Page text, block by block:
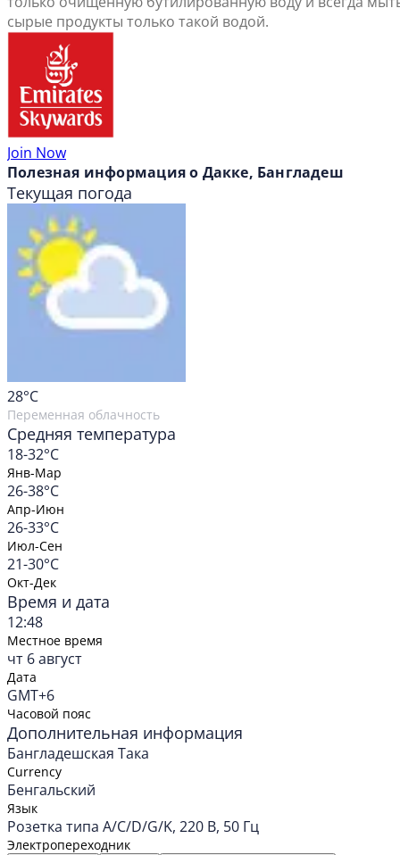
сырые продукты только такой водой.
Join Now
Полезная информация о Дакке, Бангладеш
Текущая погода
28°C
Переменная облачность
Средняя температура
18-32°C
Янв-Мар
26-38°C
Апр-Июн
26-33°C
Июл-Сен
21-30°C
Окт-Дек
Время и дата
12:48
Местное время
чт 6 август
Дата
GMT+6
Часовой пояс
Дополнительная информация
Бангладешская Така
Currency
Бенгальский
Язык
Розетка типа A/C/D/G/K, 220 В, 50 Гц
Электропереходник